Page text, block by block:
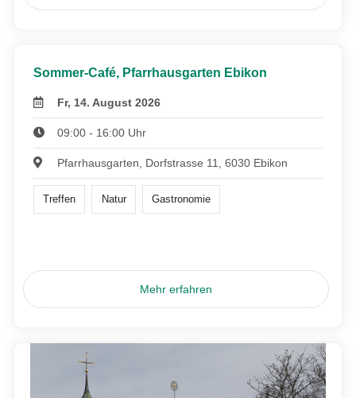
Sommer-Café, Pfarrhausgarten Ebikon
Fr, 14. August 2026
09:00 - 16:00 Uhr
Pfarrhausgarten, Dorfstrasse 11, 6030 Ebikon
Treffen Natur Gastronomie
Mehr erfahren